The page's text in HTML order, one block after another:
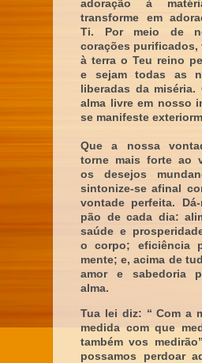
adoração à
transforme em
Ti. Por meio de
corações purificados,
à terra o Teu reino
e sejam todas as
liberadas da miséria.
alma livre em nosso
se manifeste
Que a nossa
torne mais forte ao
os desejos
sintonize-se afinal
vontade perfeita.
pão de cada dia:
saúde e
o corpo; eficiência
mente; e, acima de
amor e sabedoria
alma.
Tua lei diz: “ Com a
medida com que
também vos
possamos perdoar